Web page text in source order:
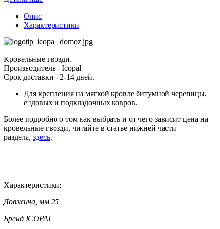
Опис
Характеристики
Кровельные гвозди.
Производитель - Icopal.
Срок доставки - 2-14 дней.
Для крепления на мягкой кровле битумной черепицы,
ендовых и подкладочных ковров.
Более подробно о том как выбрать и от чего зависит цена на
кровельные гвозди, читайте в статье нижней части
раздела, здесь.
Характеристики:
Довжина, мм 25
Бренд ICOPAL